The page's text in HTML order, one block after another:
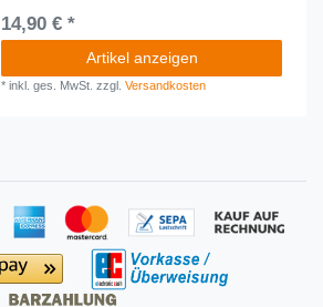
14,90 € *
Artikel anzeigen
*inkl. ges. MwSt. zzgl.Versandkosten